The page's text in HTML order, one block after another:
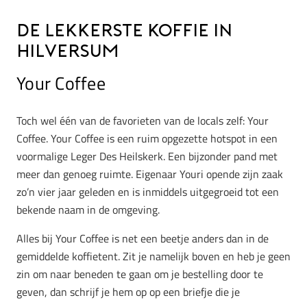
De lekkerste koffie in
Hilversum
Your Coffee
Toch wel één van de favorieten van de locals zelf: Your
Coffee. Your Coffee is een ruim opgezette hotspot in een
voormalige Leger Des Heilskerk. Een bijzonder pand met
meer dan genoeg ruimte. Eigenaar Youri opende zijn zaak
zo’n vier jaar geleden en is inmiddels uitgegroeid tot een
bekende naam in de omgeving.
Alles bij Your Coffee is net een beetje anders dan in de
gemiddelde koffietent. Zit je namelijk boven en heb je geen
zin om naar beneden te gaan om je bestelling door te
geven, dan schrijf je hem op op een briefje die je